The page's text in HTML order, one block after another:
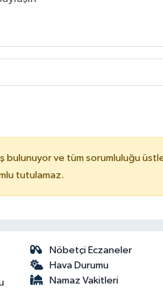
bulunuyor ve tüm sorumluluğu
tutulamaz.
Nöbetçi Eczaneler
Hava Durumu
Namaz Vakitleri